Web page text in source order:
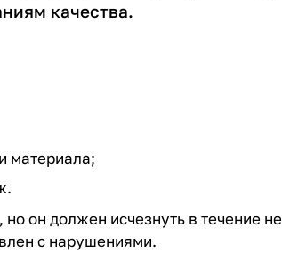
качества.
материала;
он должен исчезнуть в течение
с нарушениями.